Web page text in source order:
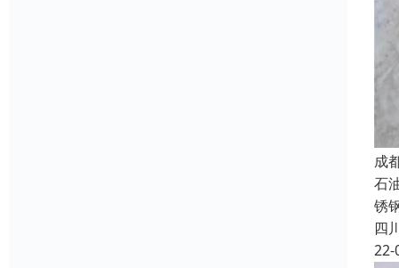
成
石
锈
四
22-